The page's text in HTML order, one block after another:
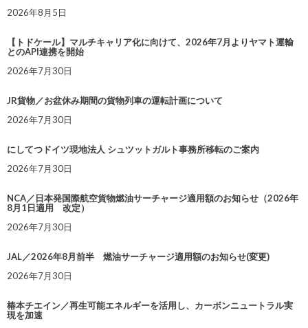
2026年8月5日
【トドケール】マルチキャリア化に向けて、2026年7月よりヤマト運輸
とのAPI連携を開始
2026年7月30日
JR貨物／お盆休み期間の貨物列車の運転計画について
2026年7月30日
にしてつドイツ現地法人 シュツットガルト事務所移転のご案内
2026年7月30日
NCA／日本発国際航空貨物燃油サーチャージ適用額のお知らせ（2026年
8月1日適用 改定）
2026年7月30日
JAL／2026年8月前半 燃油サーチャージ適用額のお知らせ(変更)
2026年7月30日
椿本チエイン／再生可能エネルギーを活用し、カーボンニュートラル実
現を加速